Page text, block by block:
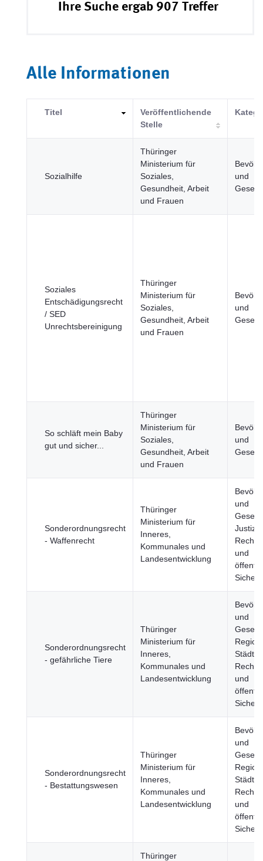
Ihre Suche ergab 907 Treffer
Alle Informationen
Titel
Veröffentlichende
Stelle
Sozialhilfe
Thüringer
Ministerium für
Soziales,
Gesundheit, Arbeit
und Frauen
und
Soziales
Entschädigungsrecht
/ SED
Unrechtsbereinigung
Thüringer
Ministerium für
Soziales,
Gesundheit, Arbeit
und Frauen
und
So schläft mein Baby
gut und sicher...
Thüringer
Ministerium für
Soziales,
Gesundheit, Arbeit
und Frauen
und
Sonderordnungsrecht
- Waffenrecht
Thüringer
Ministerium für
Inneres,
Kommunales und
Landesentwicklung
und
Justiz,
und
Sonderordnungsrecht
- gefährliche Tiere
Thüringer
Ministerium für
Inneres,
Kommunales und
Landesentwicklung
und
und
Sonderordnungsrecht
- Bestattungswesen
Thüringer
Ministerium für
Inneres,
Kommunales und
Landesentwicklung
und
und
Thüringer